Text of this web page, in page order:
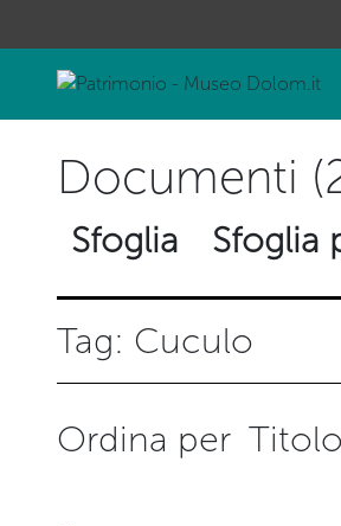
Documenti
Sfoglia Sfoglia
Tag: Cuculo
Ordina per Titolo